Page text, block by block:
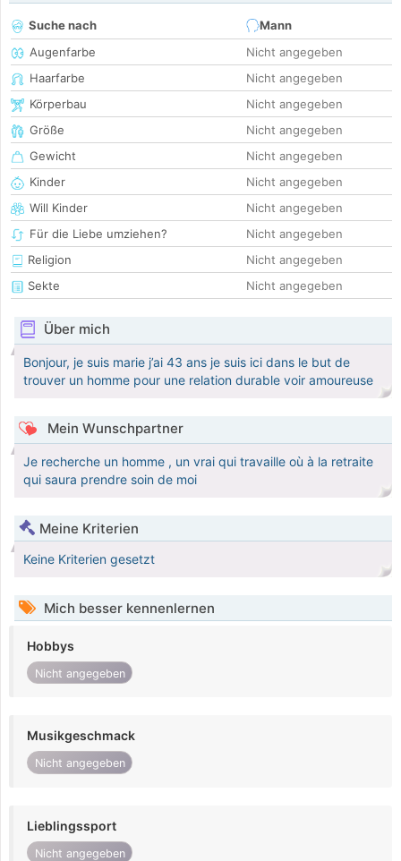
Suche nach
Mann
Augenfarbe
Nicht angegeben
Haarfarbe
Nicht angegeben
Körperbau
Nicht angegeben
Größe
Nicht angegeben
Gewicht
Nicht angegeben
Kinder
Nicht angegeben
Will Kinder
Nicht angegeben
Für die Liebe umziehen?
Nicht angegeben
Religion
Nicht angegeben
Sekte
Nicht angegeben
Über mich
Bonjour, je suis marie j’ai 43 ans je suis ici dans le but de
trouver un homme pour une relation durable voir amoureuse
Mein Wunschpartner
Je recherche un homme , un vrai qui travaille où à la retraite
qui saura prendre soin de moi
Meine Kriterien
Keine Kriterien gesetzt
Mich besser kennenlernen
Hobbys
Nicht angegeben
Musikgeschmack
Nicht angegeben
Lieblingssport
Nicht angegeben